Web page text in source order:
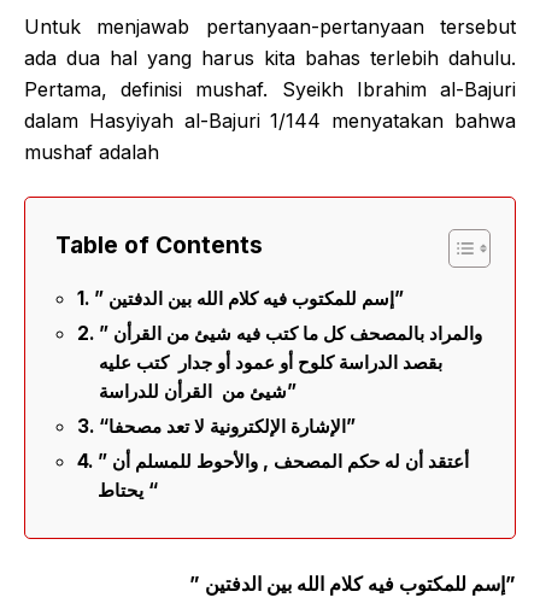
Untuk menjawab pertanyaan-pertanyaan tersebut
ada dua hal yang harus kita bahas terlebih dahulu.
Pertama, definisi mushaf. Syeikh Ibrahim al-Bajuri
dalam Hasyiyah al-Bajuri 1/144 menyatakan bahwa
mushaf adalah
Table of Contents
” إسم للمكتوب فيه كلام الله بين الدفتين”
” والمراد بالمصحف كل ما كتب فيه شيئ من القرأن
بقصد الدراسة كلوح أو عمود أو جدار كتب عليه
شيئ من القرأن للدراسة”
“الإشارة الإلكترونية لا تعد مصحفا”
” أعتقد أن له حكم المصحف , والأحوط للمسلم أن
يحتاط “
” إسم للمكتوب فيه كلام الله بين الدفتين”